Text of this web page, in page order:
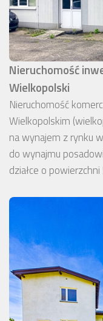
Nieruchomość
Wielkopolski
Nieruchomość
Wielkopolskim
na wynajem z rynku
do wynajmu
działce o